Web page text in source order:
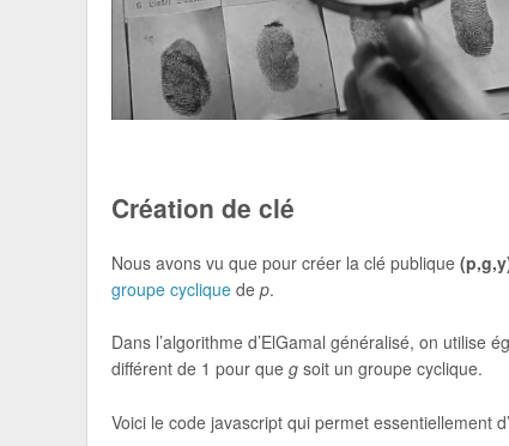
Création de clé
Nous avons vu que pour créer la clé publique
groupe cyclique dep.
Dans l’algorithme d’ElGamal généralisé, on utilise
différent de 1 pour queg soit un groupe cyclique.
Voici le code javascript qui permet essentiellement